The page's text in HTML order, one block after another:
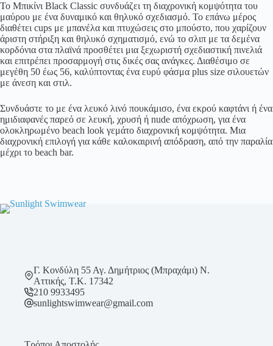
Το Μπικίνι Black Classic συνδυάζει τη διαχρονική κομψότητα του
μαύρου με ένα δυναμικό και θηλυκό σχεδιασμό. Το επάνω μέρος
διαθέτει cups με μπανέλα και πτυχώσεις στο μπούστο, που χαρίζουν
άριστη στήριξη και θηλυκό σχηματισμό, ενώ το σλιπ με τα δεμένα
κορδόνια στα πλαϊνά προσθέτει μια ξεχωριστή σχεδιαστική πινελιά
και επιτρέπει προσαρμογή στις δικές σας ανάγκες. Διαθέσιμο σε
μεγέθη 50 έως 56, καλύπτοντας ένα ευρύ φάσμα plus size σιλουετών
με άνεση και στιλ.
Συνδυάστε το με ένα λευκό λινό πουκάμισο, ένα εκρού καφτάνι ή ένα
ημιδιαφανές παρεό σε λευκή, χρυσή ή nude απόχρωση, για ένα
ολοκληρωμένο beach look γεμάτο διαχρονική κομψότητα. Μια
διαχρονική επιλογή για κάθε καλοκαιρινή απόδραση, από την παραλία
μέχρι το beach bar.
Γ. Κονδύλη 55 Αγ. Δημήτριος (Μπραχάμι) Ν.
Αττικής, Τ.Κ. 17342
210 9933495
sunlightswimwear@gmail.com